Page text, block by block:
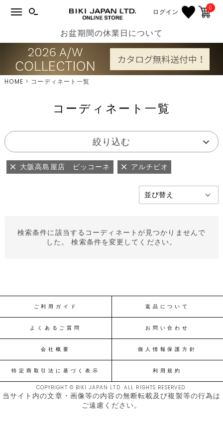
ログイン 0
お盆期間の休業日について
HOME コーディネート一覧
コーディネート一覧
絞り込む
大阪高島屋店 ピッコーネ アルチビオ
検索条件に該当するコーディネートが見つかりませんで
した。 検索条件を変更してください。
ご利用ガイド 返品について
よくあるご質問 お問い合わせ
会社概要 個人情報保護方針
特定商取引法に基づく表示 利用規約
COPYRIGHT © BIKI JAPAN LTD. ALL RIGHTS RESERVED.
当サイト内の文章・画像等の内容の無断転載及び複製等の行為は
ご遠慮ください。